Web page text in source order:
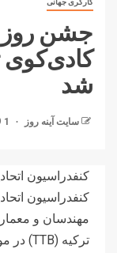
کارگری جهانی
جشن روز
کادی‌کوی
شد
سایت آینه‌ روز 1 سال ago